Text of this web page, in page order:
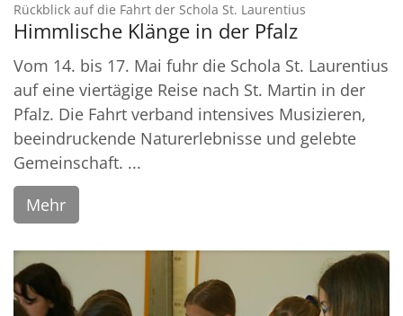
Rückblick auf die Fahrt der Schola St. Laurentius
Himmlische Klänge in der Pfalz
Vom 14. bis 17. Mai fuhr die Schola St. Laurentius
auf eine viertägige Reise nach St. Martin in der
Pfalz. Die Fahrt verband intensives Musizieren,
beeindruckende Naturerlebnisse und gelebte
Gemeinschaft. ...
Mehr